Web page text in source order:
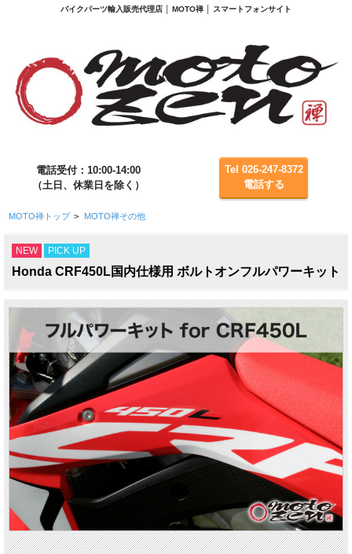
バイクパーツ輸入販売代理店 │ MOTO禅 │ スマートフォンサイト
電話受付：10:00-14:00
（土日、休業日を除く）
Tel 026-247-8372
電話する
MOTO禅トップ > MOTO禅その他
NEW PICK UP
Honda CRF450L国内仕様用 ボルトオンフルパワーキット